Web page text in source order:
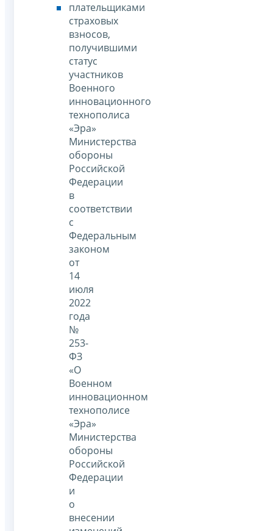
плательщиками
страховых
взносов,
получившими
статус
участников
Военного
инновационного
технополиса
«Эра»
Министерства
обороны
Российской
Федерации
в
соответствии
с
Федеральным
законом
от
14
июля
2022
года
№
253-
ФЗ
«О
Военном
инновационном
технополисе
«Эра»
Министерства
обороны
Российской
Федерации
и
о
внесении